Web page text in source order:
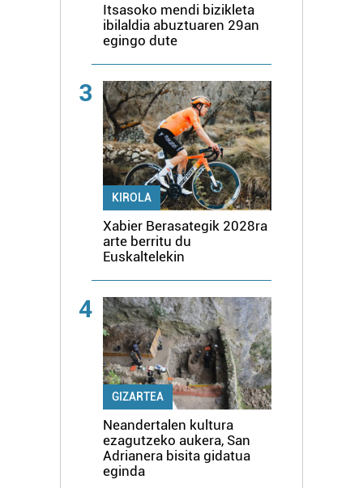
Itsasoko mendi bizikleta
ibilaldia abuztuaren 29an
egingo dute
3
KIROLA
Xabier Berasategik 2028ra
arte berritu du
Euskaltelekin
4
GIZARTEA
Neandertalen kultura
ezagutzeko aukera, San
Adrianera bisita gidatua
eginda